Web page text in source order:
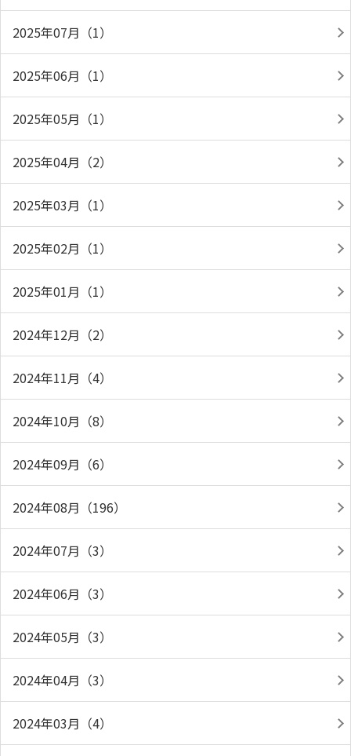
2025年07月（1）
2025年06月（1）
2025年05月（1）
2025年04月（2）
2025年03月（1）
2025年02月（1）
2025年01月（1）
2024年12月（2）
2024年11月（4）
2024年10月（8）
2024年09月（6）
2024年08月（196）
2024年07月（3）
2024年06月（3）
2024年05月（3）
2024年04月（3）
2024年03月（4）